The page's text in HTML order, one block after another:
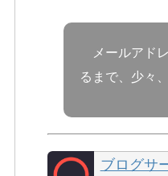
メールアドレ
るまで、少々
ブログサ